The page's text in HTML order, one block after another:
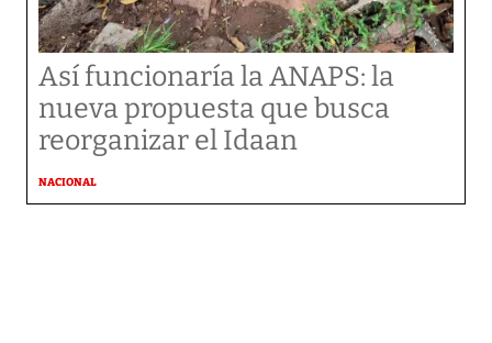
Así funcionaría la ANAPS: la
nueva propuesta que busca
reorganizar el Idaan
NACIONAL